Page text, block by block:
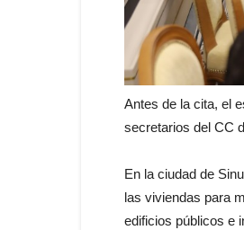
Antes de la cita, el
secretarios del CC
En la ciudad de
las viviendas para
edificios públicos e